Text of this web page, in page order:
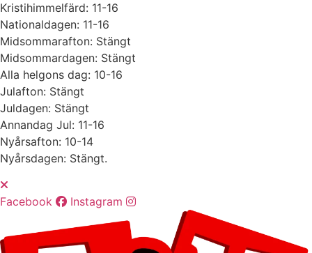
Kristihimmelfärd: 11-16
Nationaldagen: 11-16
Midsommarafton: Stängt
Midsommardagen: Stängt
Alla helgons dag: 10-16
Julafton: Stängt
Juldagen: Stängt
Annandag Jul: 11-16
Nyårsafton: 10-14
Nyårsdagen: Stängt.
Facebook Instagram